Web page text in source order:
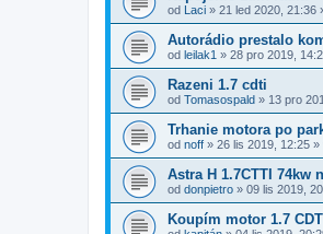
od Laci » 21 led 2020, 21:36
Autorádio prestalo
od leilak1 » 28 pro 2019,
Razeni 1.7 cdti
od Tomasospald » 13 pro
Trhanie motora po
od noff » 26 lis 2019, 12:25 »
Astra H 1.7CTTI 74kw
od donpietro » 09 lis 2019,
Koupím motor 1.7